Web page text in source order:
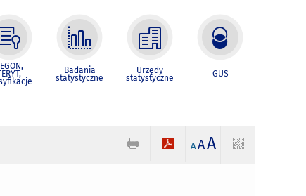
Badania
statystyczne
Urzędy
statystyczne GUS
A AA